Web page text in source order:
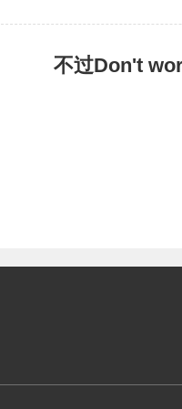
不过Don't